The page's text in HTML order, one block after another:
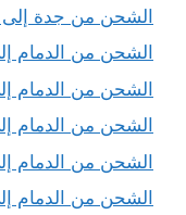
الشحن من جدة إلى
الشحن من الدمام
الشحن من الدمام
الشحن من الدمام
الشحن من الدمام
الشحن من الدمام